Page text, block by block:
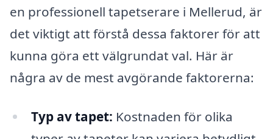
en professionell tapetserare i Mellerud, är
det viktigt att förstå dessa faktorer för att
kunna göra ett välgrundat val. Här är
några av de mest avgörande faktorerna:
Typ av tapet: Kostnaden för olika